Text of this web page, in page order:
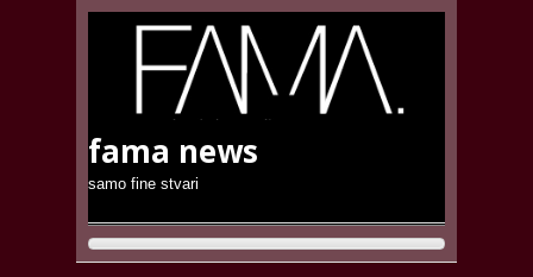
fama news
samo fine stvari